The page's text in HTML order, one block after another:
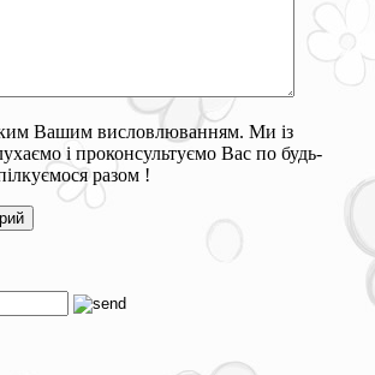
Вашим висловлюванням. Ми із
і проконсультуємо Вас по будь-
разом !